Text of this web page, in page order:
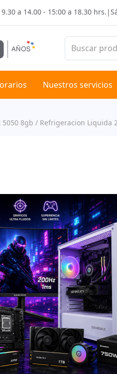
9.30 a 14.00 - 15:00 a 18.30 hrs. |
Nuestros servicios
8gb / Refrigeracion